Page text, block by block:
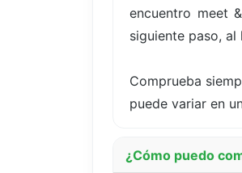
encuentro meet
siguiente paso,
Comprueba
puede variar en
¿Cómo puedo